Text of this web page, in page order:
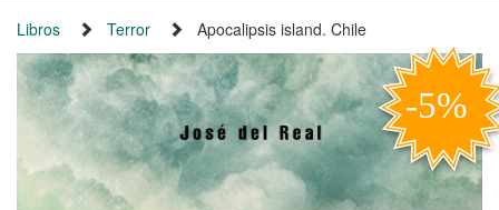
Libros Terror Apocalipsis island. Chile